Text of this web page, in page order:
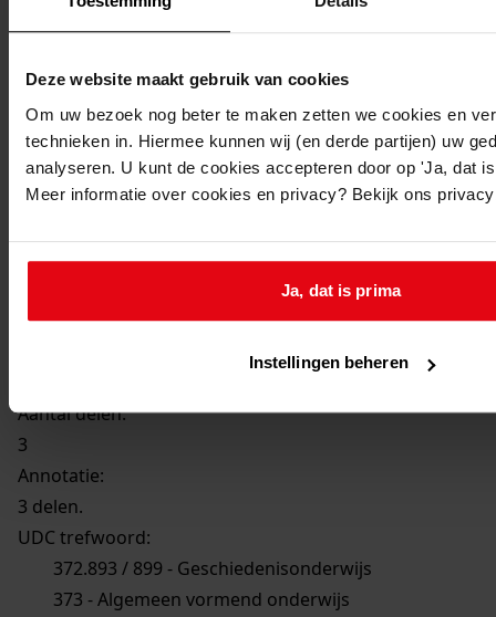
Deze website maakt gebruik van cookies
Om uw bezoek nog beter te maken zetten we cookies en
technieken in. Hiermee kunnen wij (en derde partijen) uw
analyseren. U kunt de cookies accepteren door op 'Ja, dat
Meer informatie over cookies en privacy? Bekijk ons
Ja, dat is prima
Instellingen beheren
Algemeene geschiedenis ten dienste van scholen en
huisselijk onderwijs / H Pol. - Amsterdam : Müller, 1841
Titel:
Algemeene geschiedenis ten dienste van scholen en
huisselijk onderwijs
H Pol
Amsterdam : Müller
Aantal delen:
3
Annotatie:
3 delen.
UDC trefwoord:
372.893 / 899 - Geschiedenisonderwijs
373 - Algemeen vormend onderwijs